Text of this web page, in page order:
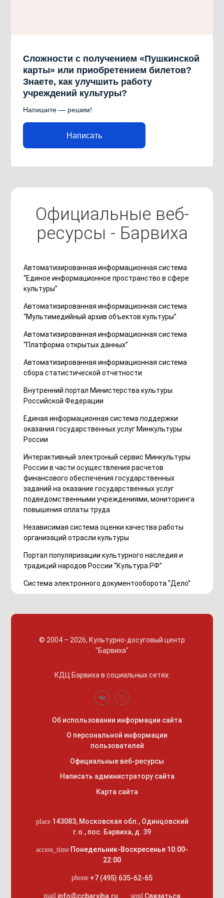
Сложности с получением «Пушкинской
карты» или приобретением билетов?
Знаете, как улучшить работу
учреждений культуры?
Напишите — решим!
Написать
Официальные веб-
ресурсы - Барвиха
Автоматизированная информационная система
“Единое информационное пространство в сфере
культуры”
Автоматизированная информационная система
“Мультимедийный архив объектов культуры”
Автоматизированная информационная система
“Платформа открытых данных”
Автоматизированная информационная система
сбора статистической отчетности
Внутренний портал Министерства культуры
Российской Федерации
Единая информационная система поддержки
оказания государственных услуг Минкультуры
России
Интерактивный электроный сервис Минкультуры
России в части осуществления расчетов
финансового обеспечения государственных
заданий на оказание государственных услуг
подведомственными учреждениями, мониторинга
повышения оплаты труда
Независимая система оценки качества работы
организаций отрасли культуры
Портал популяризации культурного наследия и
традиций народов России “Культура.РФ”
Система электронного документооборота “Дело”
© 2004 – 2026, Культурно-досуговый центр
"Барвиха"
КДЦ Барвиха в социальных сетях:
Об использовании информации сайта
О персональной информации
пользователей
Официальные веб-ресурсы
Написать администратору сайта
Карта сайта
place 143083, Московская обл., Одинцовский
г.о., пос. Барвиха, д. 39
access_time Понедельник-Воскресенье 10:00-
22:00
phone +7 (495) 635-62-65
mail info@ccbarviha.ru send Связаться